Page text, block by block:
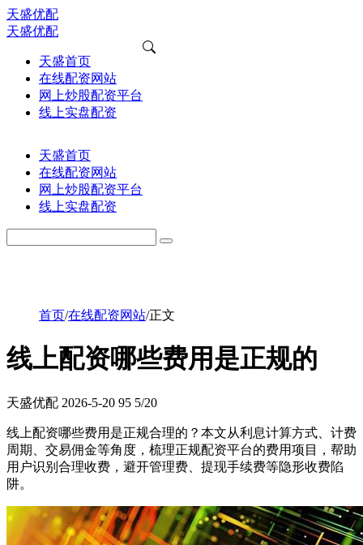
天盛优配
天盛优配
天盛首页
在线配资网站
网上炒股配资平台
线上实盘配资
天盛首页
在线配资网站
网上炒股配资平台
线上实盘配资
首页/在线配资网站/正文
线上配资哪些费用是正规的
天盛优配 2026-5-20 95 5/20
线上配资哪些费用是正规合理的？本文从利息计算方式、计费
周期、交易佣金等角度，梳理正规配资平台的费用项目，帮助
用户识别合理收费，避开管理费、提现手续费等隐形收费陷
阱。